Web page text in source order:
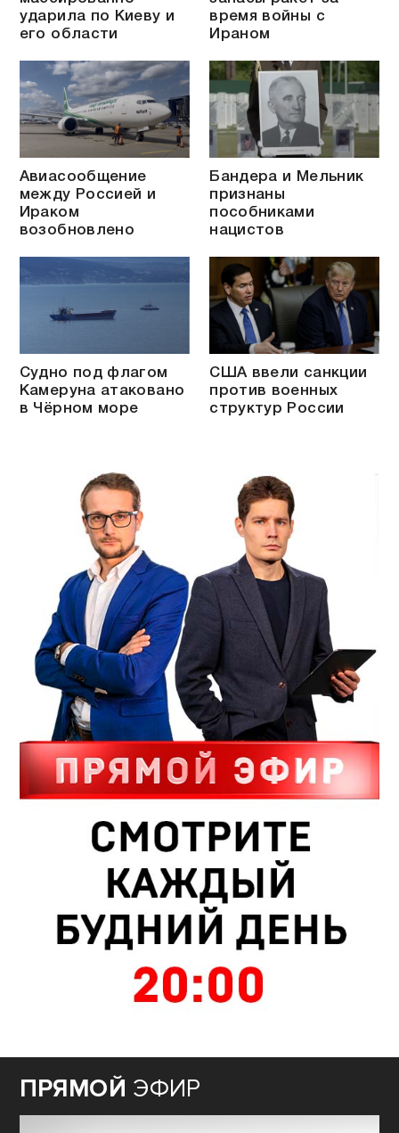
ударила по Киеву и
его области
время войны с
Ираном
Авиасообщение
между Россией и
Ираком
возобновлено
Бандера и Мельник
признаны
пособниками
нацистов
Судно под флагом
Камеруна атаковано
в Чёрном море
США ввели санкции
против военных
структур России
ПРЯМОЙ ЭФИР